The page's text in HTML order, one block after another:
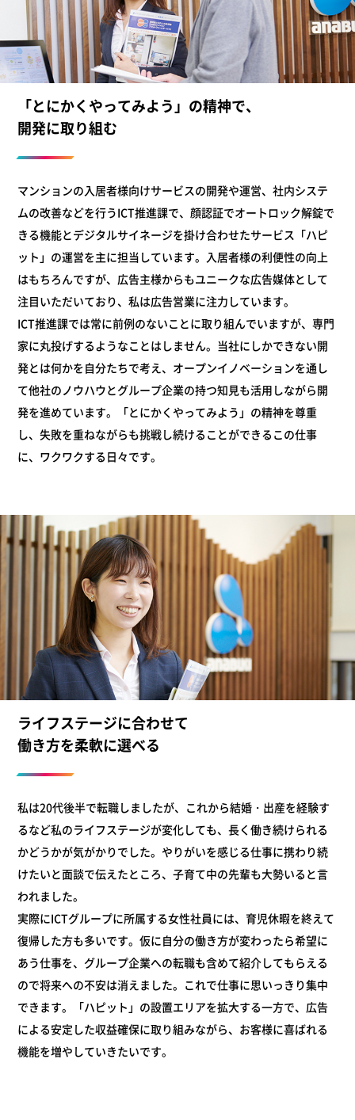
「とにかくやってみよう」の精神で、
開発に取り組む
マンションの入居者様向けサービスの開発や運営、社内システ
ムの改善などを行うICT推進課で、顔認証でオートロック解錠で
きる機能とデジタルサイネージを掛け合わせたサービス「ハピ
ット」の運営を主に担当しています。入居者様の利便性の向上
はもちろんですが、広告主様からもユニークな広告媒体として
注目いただいており、私は広告営業に注力しています。
ICT推進課では常に前例のないことに取り組んでいますが、専門
家に丸投げするようなことはしません。当社にしかできない開
発とは何かを自分たちで考え、オープンイノベーションを通し
て他社のノウハウとグループ企業の持つ知見も活用しながら開
発を進めています。「とにかくやってみよう」の精神を尊重
し、失敗を重ねながらも挑戦し続けることができるこの仕事
に、ワクワクする日々です。
ライフステージに合わせて
働き方を柔軟に選べる
私は20代後半で転職しましたが、これから結婚・出産を経験す
るなど私のライフステージが変化しても、長く働き続けられる
かどうかが気がかりでした。やりがいを感じる仕事に携わり続
けたいと面談で伝えたところ、子育て中の先輩も大勢いると言
われました。
実際にICTグループに所属する女性社員には、育児休暇を終えて
復帰した方も多いです。仮に自分の働き方が変わったら希望に
あう仕事を、グループ企業への転職も含めて紹介してもらえる
ので将来への不安は消えました。これで仕事に思いっきり集中
できます。「ハピット」の設置エリアを拡大する一方で、広告
による安定した収益確保に取り組みながら、お客様に喜ばれる
機能を増やしていきたいです。